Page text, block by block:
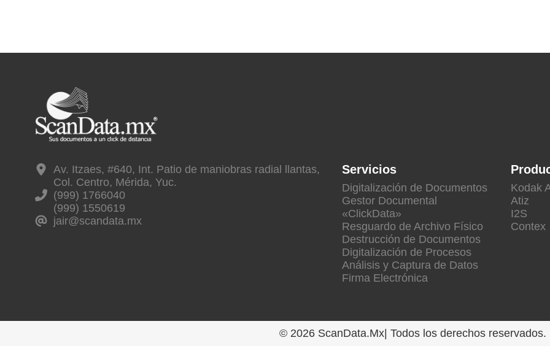
Av. Itzaes, #640, Int. Patio de maniobras radial llantas,
Col. Centro, Mérida, Yuc.
(999) 1766040
(999) 1550619
jair@scandata.mx
Servicios
Digitalización de Documentos
Gestor Documental
«ClickData»
Resguardo de Archivo Físico
Destrucción de Documentos
Digitalización de Procesos
Análisis y Captura de Datos
Firma Electrónica
Kodak
Atiz
I2S
Contex
© 2026 ScanData.Mx| Todos los derechos reservados.